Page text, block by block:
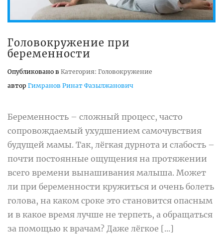
Головокружение при
беременности
Опубликовано в Категория: Головокружение
автор Гимранов Ринат Фазылжанович
Беременность – сложный процесс, часто
сопровождаемый ухудшением самочувствия
будущей мамы. Так, лёгкая дурнота и слабость –
почти постоянные ощущения на протяжении
всего времени вынашивания малыша. Может
ли при беременности кружиться и очень болеть
голова, на каком сроке это становится опасным
и в какое время лучше не терпеть, а обращаться
за помощью к врачам? Даже лёгкое [...]